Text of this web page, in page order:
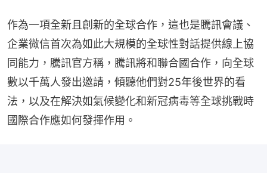
作為一項全新且創新的全球合作，這也是騰訊會議、
企業微信首次為如此大規模的全球性對話提供線上協
同能力，騰訊官方稱，騰訊將和聯合國合作，向全球
數以千萬人發出邀請，傾聽他們對25年後世界的看
法，以及在解決如氣候變化和新冠病毒等全球挑戰時
國際合作應如何發揮作用。